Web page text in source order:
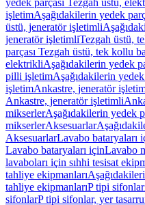
yedek parçası Tezgah üstü,
işletimAşağıdakilerin yedek
üstü, jeneratör işletimli
jeneratör işletimliTezgah üstü,
parçası Tezgah üstü, tek kollu
elektrikliAşağıdakilerin yedek
pilli işletimAşağıdakilerin
işletimAnkastre, jeneratör
Ankastre, jeneratör işletimli
mikserlerAşağıdakilerin yedek
mikserlerAksesuarlar
AksesuarlarLavabo bataryaları
Lavabo bataryaları içinLavabo
lavaboları için sıhhi tesisat
tahliye ekipmanları
tahliye ekipmanlarıP tipi sifonlar
sifonlarP tipi sifonlar, yer